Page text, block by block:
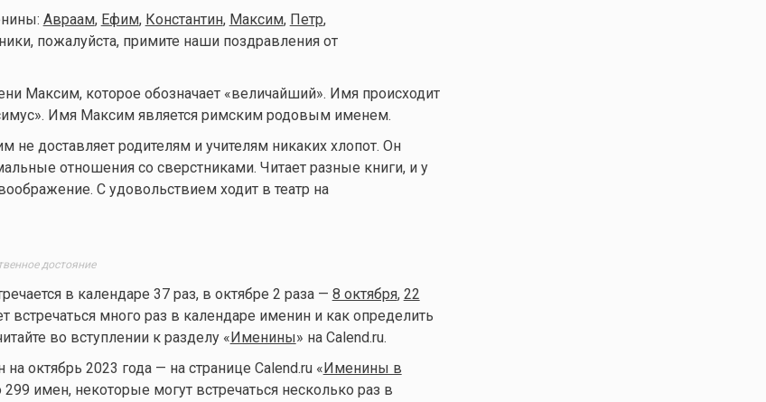
Авраам, Ефим, Константин, Максим, Петр,
пожалуйста, примите наши поздравления от
Максим, которое обозначает «величайший». Имя происходит
Имя Максим является римским родовым именем.
не доставляет родителям и учителям никаких хлопот. Он
отношения со сверстниками. Читает разные книги, и у
С удовольствием ходит в театр на
достояние
в календаре 37 раз, в октябре 2 раза — 8 октября, 22
много раз в календаре именин и как определить
во вступлении к разделу « Именины» на Calend.ru.
октябрь 2023 года — на странице Calend.ru « Именины в
имен, некоторые могут встречаться несколько раз в